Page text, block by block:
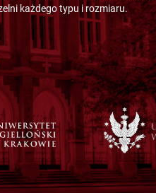
każdego typu i rozmiaru.